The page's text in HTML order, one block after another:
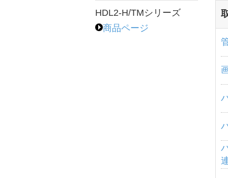
HDL2-H/TMシリーズ
商品ページ